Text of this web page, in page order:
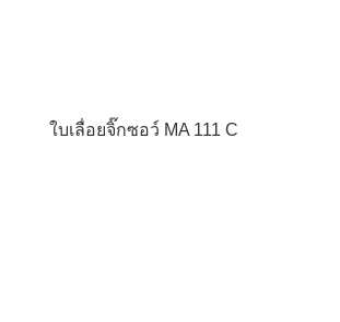
ใบเลื่อยจิ๊กซอว์ MA 111 C